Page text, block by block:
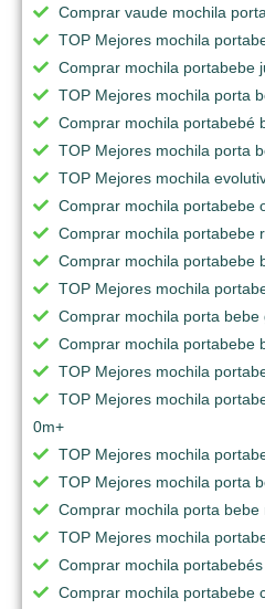
Comprar vaude mochila
TOP Mejores mochila
Comprar mochila portabebe
TOP Mejores mochila porta
Comprar mochila portabebé
TOP Mejores mochila porta
TOP Mejores mochila
Comprar mochila portabebe
Comprar mochila portabebe
Comprar mochila portabebe
TOP Mejores mochila
Comprar mochila porta bebe
Comprar mochila portabebe
TOP Mejores mochila
TOP Mejores mochila
0m+
TOP Mejores mochila
TOP Mejores mochila porta
Comprar mochila porta bebe
TOP Mejores mochila
Comprar mochila
Comprar mochila portabebe